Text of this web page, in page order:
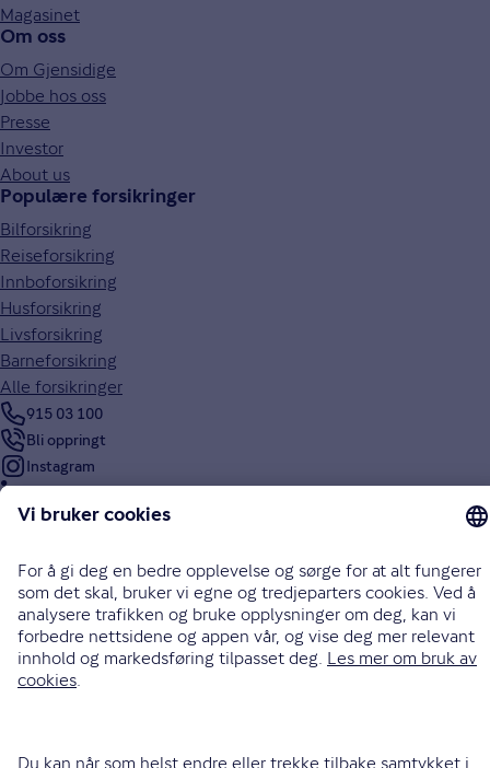
Magasinet
Om oss
Om Gjensidige
Jobbe hos oss
Presse
Investor
About us
Populære forsikringer
Bilforsikring
Reiseforsikring
Innboforsikring
Husforsikring
Livsforsikring
Barneforsikring
Alle forsikringer
915 03 100
Bli oppringt
Instagram
LinkedIn
Facebook
Endre cookieinnstillinger
Informasjonskapsler (cookies)
Personvern og sikkerhet
Vilkår for bruk av nettsidene
Tilgjengelighetserklæring
Sammenlign prisene våre med andre selskaper på